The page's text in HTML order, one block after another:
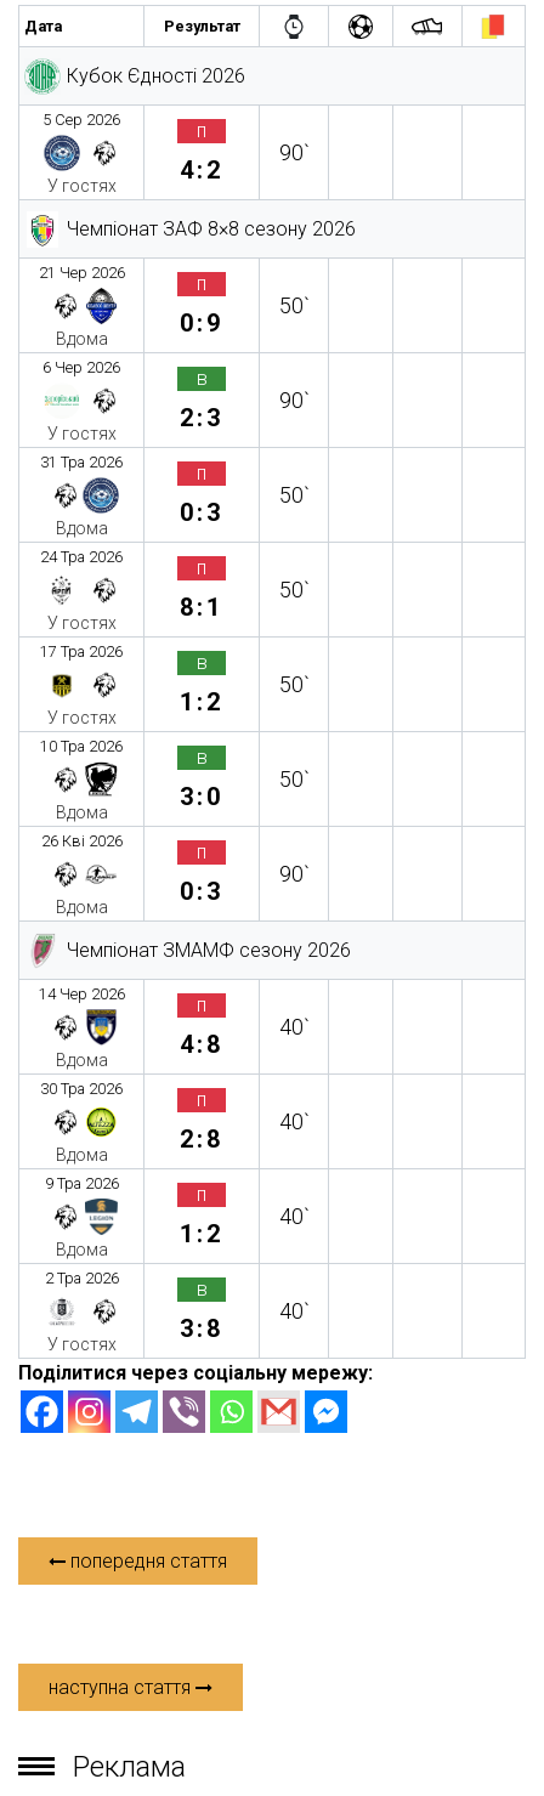
Дата Результат
Кубок Єдності 2026
5 Сер 2026
У гостях
п
4:2
90`
Чемпіонат ЗАФ 8×8 сезону 2026
21 Чер 2026
Вдома
п
0:9
50`
6 Чер 2026
У гостях
в
2:3
90`
31 Тра 2026
Вдома
п
0:3
50`
24 Тра 2026
У гостях
п
8:1
50`
17 Тра 2026
У гостях
в
1:2
50`
10 Тра 2026
Вдома
в
3:0
50`
26 Кві 2026
Вдома
п
0:3
90`
Чемпіонат ЗМАМФ сезону 2026
14 Чер 2026
Вдома
п
4:8
40`
30 Тра 2026
Вдома
п
2:8
40`
9 Тра 2026
Вдома
п
1:2
40`
2 Тра 2026
У гостях
в
3:8
40`
Поділитися через соціальну мережу:
попередня стаття
наступна стаття
Реклама